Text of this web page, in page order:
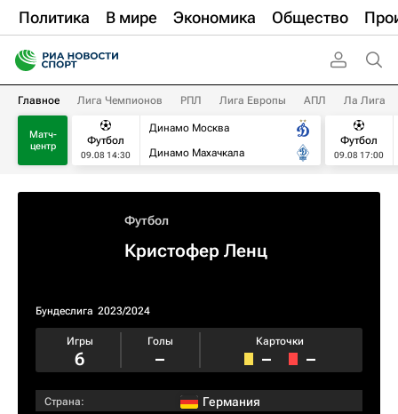
Политика В мире Экономика Общество
Главное Лига Чемпионов РПЛ Лига Европы АПЛ Ла Лига
Матч-
центр
Футбол
09.08 14:30
Динамо Москва
Динамо Махачкала
Футбол
09.08 17:00
Футбол
Кристофер Ленц
Бундеслига 2023/2024
Игры
6
Голы
–
Карточки
– –
Страна: Германия